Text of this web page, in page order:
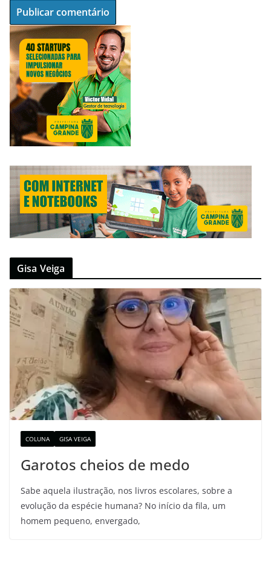
Gisa Veiga
COLUNA GISA VEIGA
Garotos cheios de medo
Sabe aquela ilustração, nos livros escolares, sobre a
evolução da espécie humana? No início da fila, um
homem pequeno, envergado,